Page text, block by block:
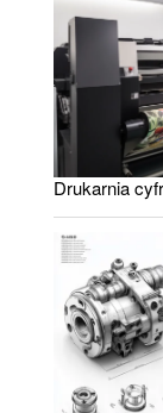
Drukarnia